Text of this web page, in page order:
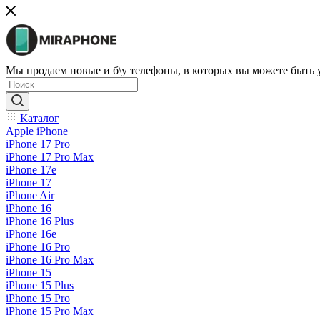
Мы продаем новые и б\у телефоны, в которых вы можете быть
Каталог
Apple iPhone
iPhone 17 Pro
iPhone 17 Pro Max
iPhone 17e
iPhone 17
iPhone Air
iPhone 16
iPhone 16 Plus
iPhone 16e
iPhone 16 Pro
iPhone 16 Pro Max
iPhone 15
iPhone 15 Plus
iPhone 15 Pro
iPhone 15 Pro Max